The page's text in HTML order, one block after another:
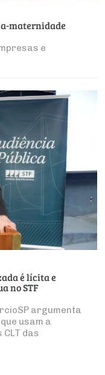
maternidade
e
é lícita e
no STF
argumenta
usam a
das